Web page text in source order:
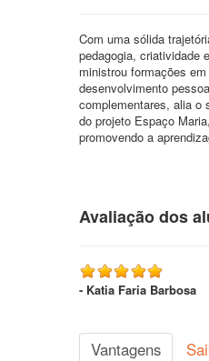
Com uma sólida
pedagogia, criatividade
ministrou formações
desenvolvimento
complementares, alia o
do projeto Espaço
promovendo a
Avaliação dos
- Katia Faria Barbosa
Vantagens